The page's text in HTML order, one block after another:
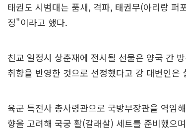
태권도 시범대는 품새, 격파, 태권무(아리랑 퍼
정"이라고 했다.
친교 일정시 상춘재에 전시될 선물은 양국 간
취향을 반영한 것으로 선정했다고 강 대변인은
육군 특전사 총사령관으로 국방부장관을 역임
향을 고려해 국궁 활(갈래살) 세트를 준비했으